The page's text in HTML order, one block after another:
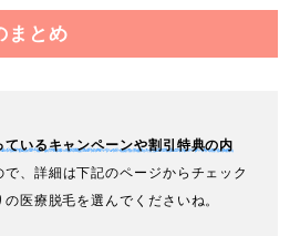
100円でお試し医療脱毛も可
専用クリニック
イトから予約
まとめ
いるキャンペーンや割引特典の内
で、詳細は下記のページからチェック
医療脱毛を選んでくださいね。